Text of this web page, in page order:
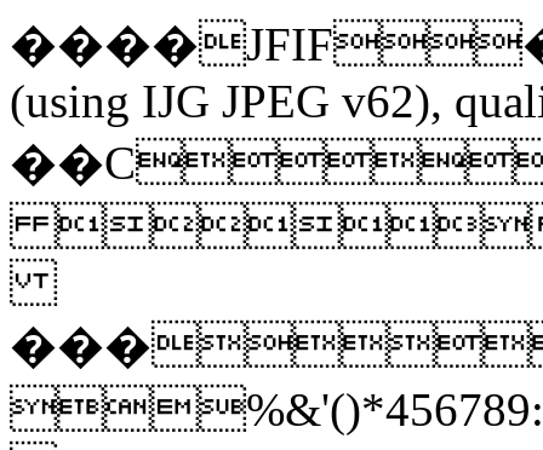
(using IJG JPEG v62),
